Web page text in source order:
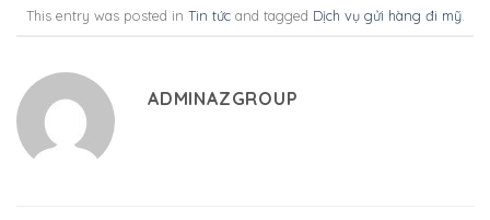
This entry was posted in Tin tứcand tagged Dịch vụ gửi hàng đi mỹ.
ADMINAZGROUP